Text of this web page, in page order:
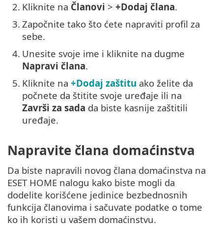
2. Kliknite na Članovi > +Dodaj člana.
3. Započnite tako što ćete napraviti profil za
sebe.
4. Unesite svoje ime i kliknite na dugme
Napravi člana.
5. Kliknite na +Dodaj zaštitu ako želite da
počnete da štitite svoje uređaje ili na
Završi za sada da biste kasnije zaštitili
uređaje.
Napravite člana domaćinstva
Da biste napravili novog člana domaćinstva na
ESET HOME nalogu kako biste mogli da
dodelite korišćene jedinice bezbednosnih
funkcija članovima i sačuvate podatke o tome
ko ih koristi u vašem domaćinstvu.